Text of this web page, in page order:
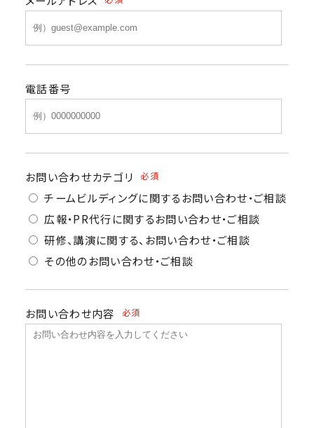
電話番号
お問い合わせカテゴリ 必須
チームビルディングに関するお問い合わせ・ご相談
広報・PR代行に関するお問い合わせ・ご相談
研修、講演に関する、お問い合わせ・ご相談
その他のお問い合わせ・ご相談
お問い合わせ内容 必須